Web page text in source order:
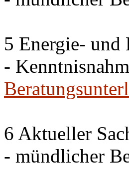
5 Energie-
-
6 Aktueller
- mündlicher